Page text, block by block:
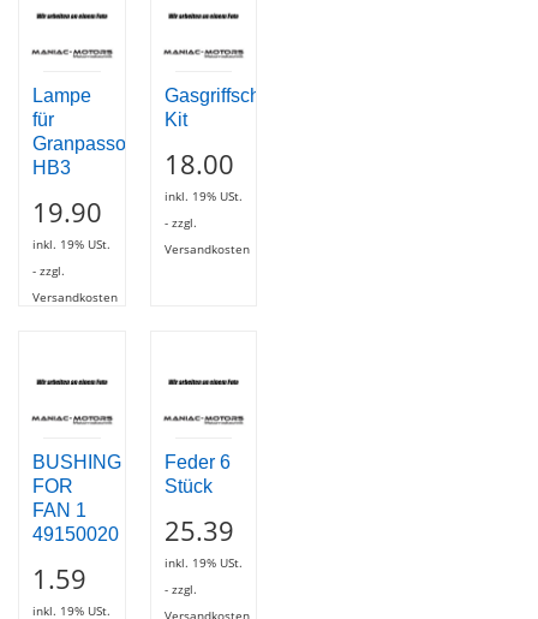
Lampe
für
Granpasso
HB3
19.90
inkl. 19% USt.
- zzgl.
Versandkosten
Gasgriffschrauben-
Kit
18.00
inkl. 19% USt.
- zzgl.
Versandkosten
BUSHING
FOR
FAN 1
49150020
1.59
inkl. 19% USt.
Feder 6
Stück
25.39
inkl. 19% USt.
- zzgl.
Versandkosten